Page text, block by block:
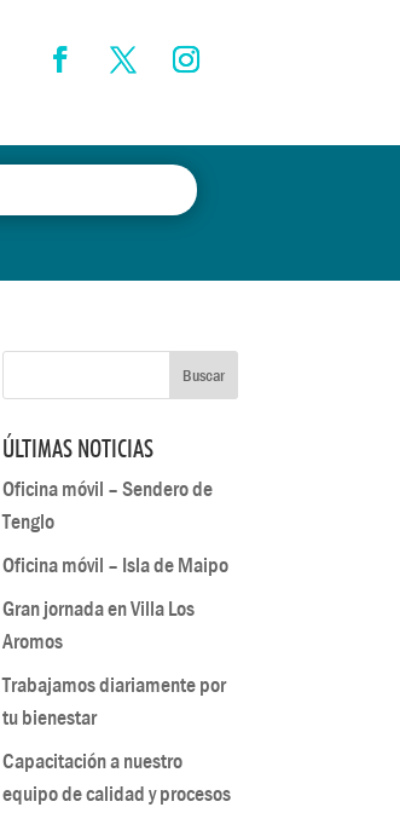
ÚLTIMAS NOTICIAS
Oficina móvil – Sendero de
Tenglo
Oficina móvil – Isla de Maipo
Gran jornada en Villa Los
Aromos
Trabajamos diariamente por
tu bienestar
Capacitación a nuestro
equipo de calidad y procesos